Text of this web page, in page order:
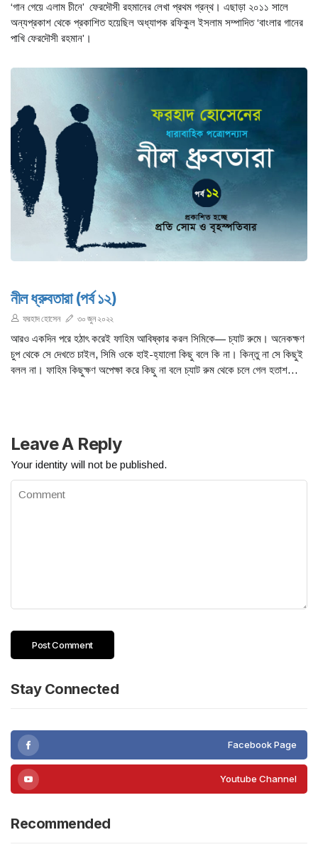
‘গান গেয়ে এলাম চীনে’ ফেরদৌসী রহমানের লেখা প্রথম গ্রন্থ। এছাড়া ২০১১ সালে
অন্যপ্রকাশ থেকে প্রকাশিত হয়েছিল অধ্যাপক রফিকুল ইসলাম সম্পাদিত ‘বাংলার গানের
পাখি ফেরদৌসী রহমান’।
নীল ধ্রুবতারা (পর্ব ১২)
ফরহাদ হোসেন ৩০ জুন ২০২২
আরও একদিন পরে হঠাৎ করেই ফাহিম আবিষ্কার করল সিমিকে— চ্যাট রুমে। অনেকক্ষণ
চুপ থেকে সে দেখতে চাইল, সিমি ওকে হাই-হ্যালো কিছু বলে কি না। কিন্তু না সে কিছুই
বলল না। ফাহিম কিছুক্ষণ অপেক্ষা করে কিছু না বলে চ্যাট রুম থেকে চলে গেল হতাশ
Leave A Reply
Your identity will not be published.
Stay Connected
Facebook Page
Youtube Channel
Recommended